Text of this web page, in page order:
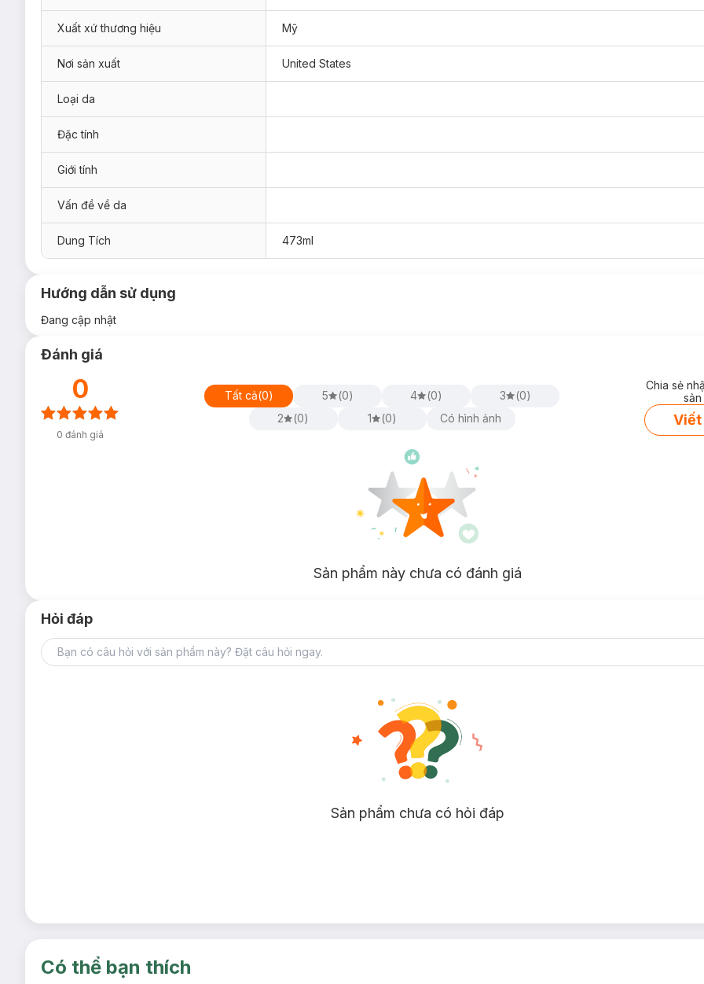
Xuất xứ thương hiệu Mỹ
Nơi sản xuất United States
Loại da
Đặc tính
Giới tính
Vấn đề về da
Dung Tích 473ml
Hướng dẫn sử dụng
Đang cập nhật
Đánh giá
0
0 đánh giá
Tất cả(0) 5 (0) 4 (0) 3 (0)
2
(0) 1 (0) Có hình ảnh
Chia sẻ
Viết
Sản phẩm này chưa có đánh giá
Hỏi đáp
Sản phẩm chưa có hỏi đáp
Có thể bạn thích